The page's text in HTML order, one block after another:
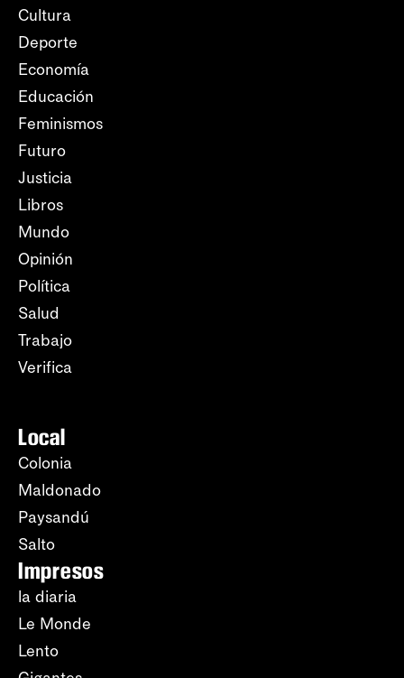
Cultura
Deporte
Economía
Educación
Feminismos
Futuro
Justicia
Libros
Mundo
Opinión
Política
Salud
Trabajo
Verifica
Local
Colonia
Maldonado
Paysandú
Salto
Impresos
la diaria
Le Monde
Lento